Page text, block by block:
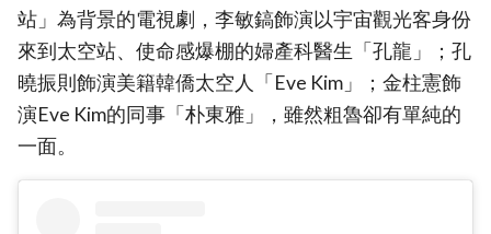
站」為背景的電視劇，李敏鎬飾演以宇宙觀光客身份
來到太空站、使命感爆棚的婦產科醫生「孔龍」；孔
曉振則飾演美籍韓僑太空人「Eve Kim」；金柱憲飾
演Eve Kim的同事「朴東雅」，雖然粗魯卻有單純的
一面。